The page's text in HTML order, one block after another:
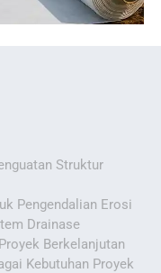
Struktur
Pengendalian Erosi
Drainase
Berkelanjutan
Kebutuhan Proyek